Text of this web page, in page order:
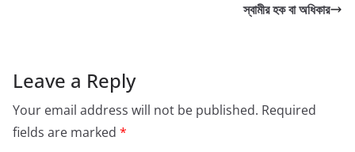
স্বামীর হক বা অধিকার
Leave a Reply
Your email address will not be published. Required
fields are marked *